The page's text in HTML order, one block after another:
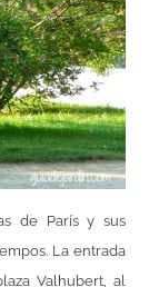
de París y sus
La entrada
Valhubert, al